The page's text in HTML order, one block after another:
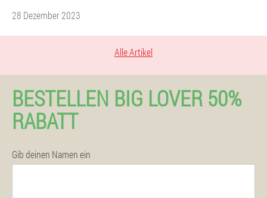
28 Dezember 2023
Alle Artikel
BESTELLEN BIG LOVER 50%
RABATT
Gib deinen Namen ein